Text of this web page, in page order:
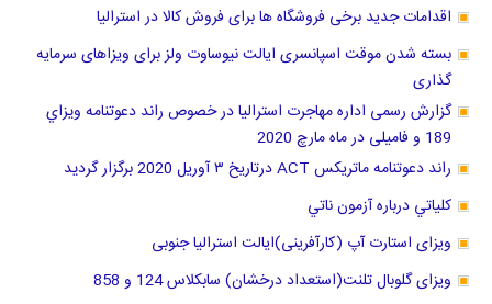
اقدامات جدید برخی فروشگاه ها برای فروش کالا در استرالیا
بسته شدن موقت اسپانسری ایالت نیوساوت ولز برای ویزاهای سرمایه
گذاری
گزارش رسمی اداره مهاجرت استرالیا در خصوص راند دعوتنامه ويزاي
189 و فامیلی در ماه مارچ 2020
راند دعوتنامه ماتریکس ACT درتاریخ ٣ آوریل 2020 برگزار گرديد
كلياتي درباره آزمون ناتي
ویزای استارت آپ (کارآفرینی)ایالت استرالیا جنوبی
ویزای گلوبال تلنت(استعداد درخشان) سابکلاس 124 و 858